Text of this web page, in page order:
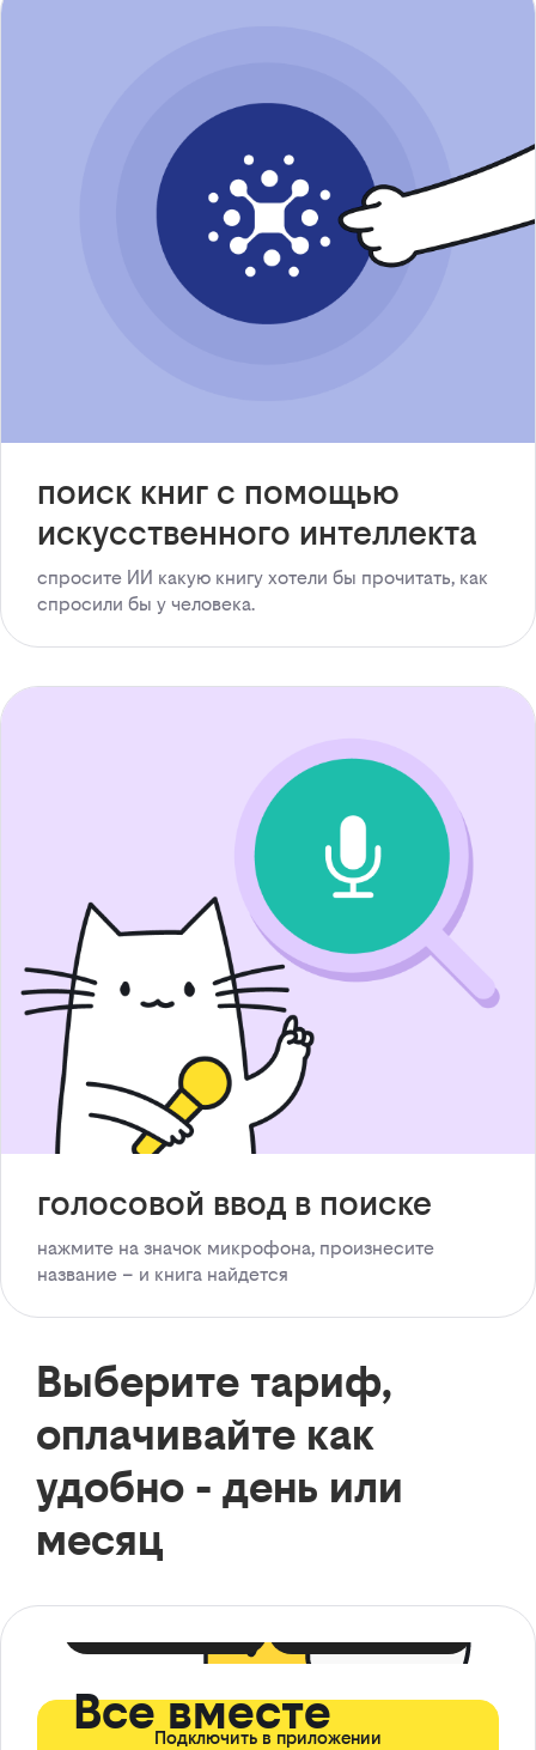
поиск книг с помощью
искусственного интеллекта
спросите ИИ какую книгу хотели бы прочитать, как
спросили бы у человека.
голосовой ввод в поиске
нажмите на значок микрофона, произнесите
название – и книга найдется
Выберите тариф,
оплачивайте как
удобно - день или
месяц
Все вместе
Подключить в приложении